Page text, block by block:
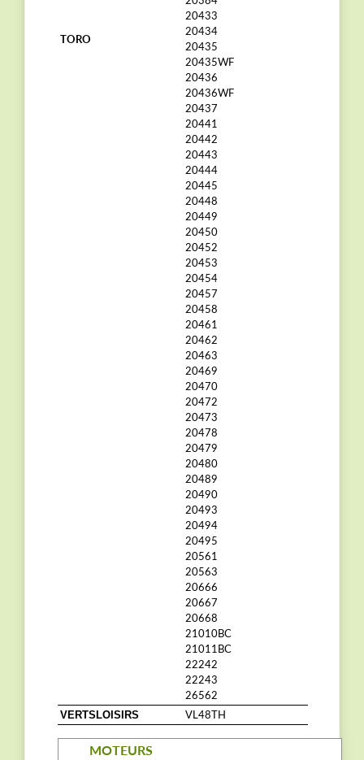
TORO
20433
20434
20435
20435WF
20436
20436WF
20437
20441
20442
20443
20444
20445
20448
20449
20450
20452
20453
20454
20457
20458
20461
20462
20463
20469
20470
20472
20473
20478
20479
20480
20489
20490
20493
20494
20495
20561
20563
20666
20667
20668
21010BC
21011BC
22242
22243
26562
VERTSLOISIRS VL48TH
MOTEURS